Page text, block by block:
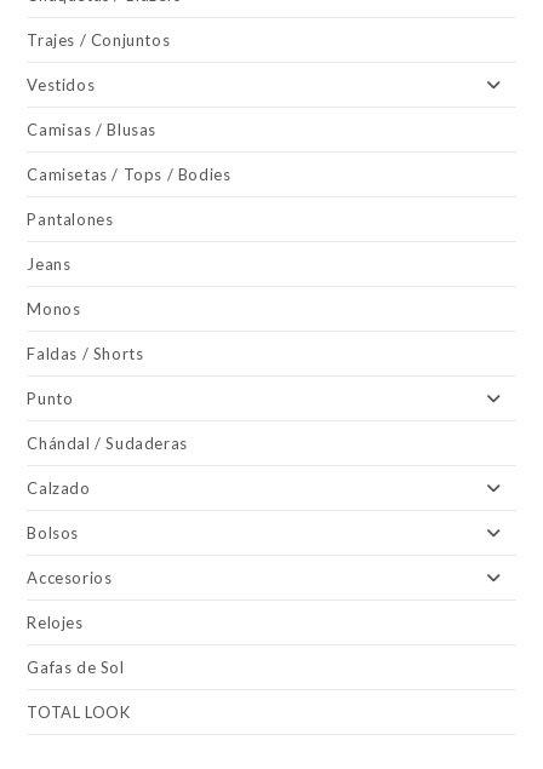
Trajes / Conjuntos
Vestidos
Camisas / Blusas
Camisetas / Tops / Bodies
Pantalones
Jeans
Monos
Faldas / Shorts
Punto
Chándal / Sudaderas
Calzado
Bolsos
Accesorios
Relojes
Gafas de Sol
TOTAL LOOK